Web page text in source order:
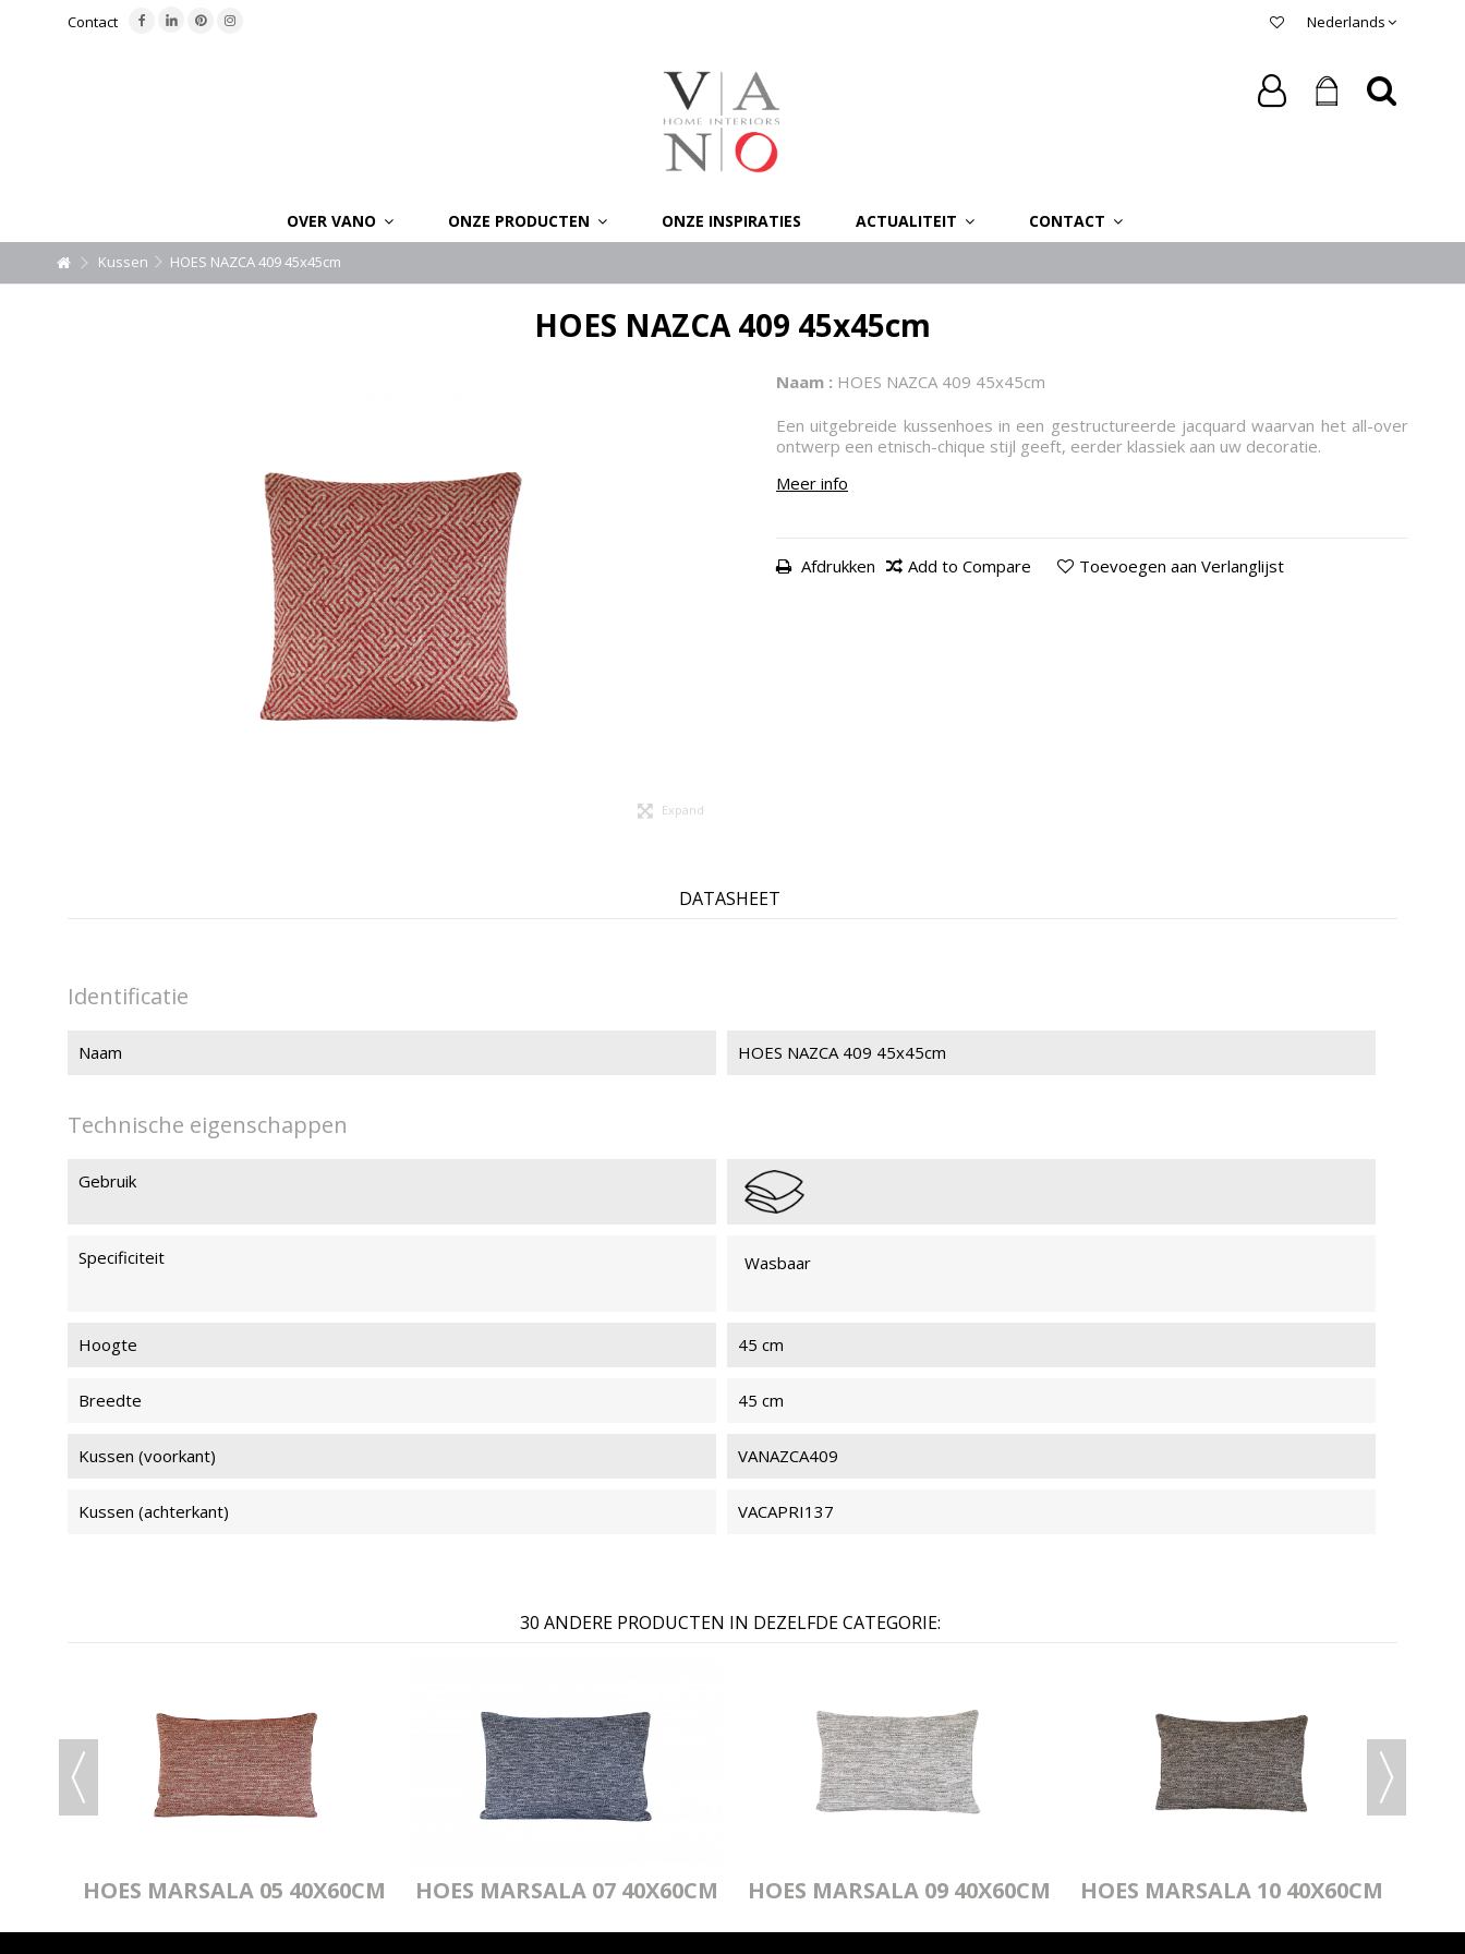
Nederlands
Contact
OVER VANO ONZE PRODUCTEN ONZE INSPIRATIES ACTUALITEIT CONTACT
Kussen HOES NAZCA 409 45x45cm
HOES NAZCA 409 45x45cm
Expand
Naam : HOES NAZCA 409 45x45cm
Een uitgebreide kussenhoes in een gestructureerde jacquard waarvan het all-over
ontwerp een etnisch-chique stijl geeft, eerder klassiek aan uw decoratie.
Meer info
Afdrukken Add to Compare Toevoegen aan Verlanglijst
DATASHEET
Identificatie
Naam HOES NAZCA 409 45x45cm
Technische eigenschappen
Gebruik
Specificiteit Wasbaar
Hoogte 45 cm
Breedte 45 cm
Kussen (voorkant) VANAZCA409
Kussen (achterkant) VACAPRI137
30 ANDERE PRODUCTEN IN DEZELFDE CATEGORIE:
HOES MARSALA 05 40X60CM HOES MARSALA 07 40X60CM HOES MARSALA 09 40X60CM HOES MARSALA 10 40X60CM